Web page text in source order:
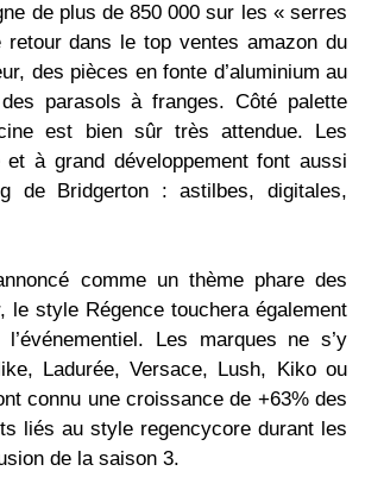
de plus de 850 000 sur les « serres
dans le top ventes amazon du
des pièces en fonte d’aluminium au
parasols à franges. Côté palette
est bien sûr très attendue. Les
et à grand développement font aussi
de Bridgerton : astilbes, digitales,
comme un thème phare des
le style Régence touchera également
Les marques ne s’y
Ladurée, Versace, Lush, Kiko ou
connu une croissance de +63% des
liés au style regencycore durant les
de la saison 3.